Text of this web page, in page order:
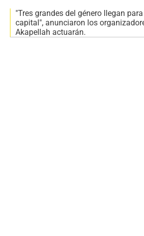
"Tres grandes del género llegan
capital", anunciaron los
Akapellah actuarán.